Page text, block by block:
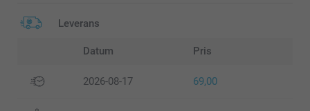
Leverans
Datum Pris
2026-08-17 69,00